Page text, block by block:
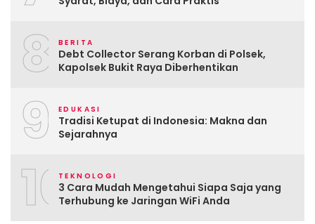
8 BERITA
Debt Collector Serang Korban di Polsek,
Kapolsek Bukit Raya Diberhentikan
9 EDUKASI
Tradisi Ketupat di Indonesia: Makna dan
Sejarahnya
10TEKNOLOGI
3 Cara Mudah Mengetahui Siapa Saja yang
Terhubung ke Jaringan WiFi Anda